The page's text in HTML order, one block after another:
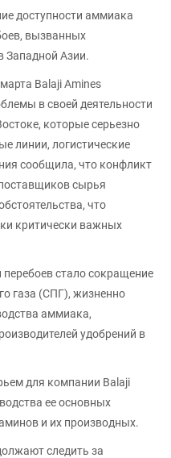
доступности аммиака
вызванных
Азии.
Balaji Amines
в своей деятельности
которые серьезно
линии, логистические
сообщила, что конфликт
сырья
что
критически важных
стало сокращение
газа (СПГ), жизненно
аммиака,
удобрений в
для компании Balaji
ее основных
и их производных.
следить за